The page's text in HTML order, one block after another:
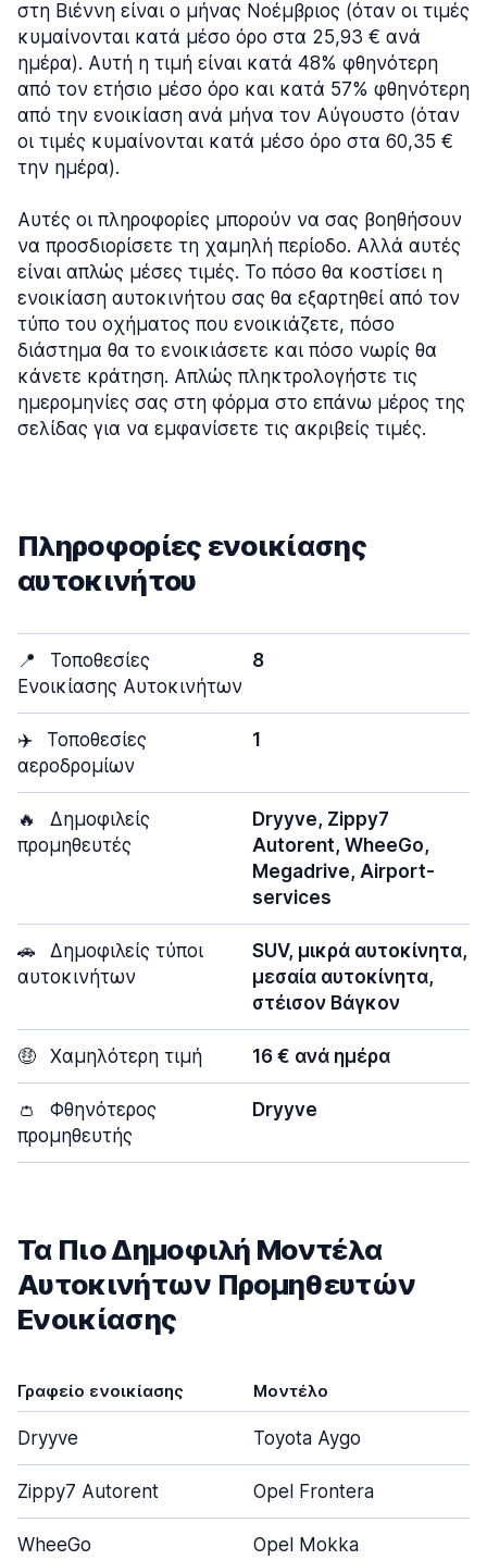
στη Βιέννη είναι ο μήνας Νοέμβριος (όταν οι τιμές
κυμαίνονται κατά μέσο όρο στα 25,93 € ανά
ημέρα). Αυτή η τιμή είναι κατά 48% φθηνότερη
από τον ετήσιο μέσο όρο και κατά 57% φθηνότερη
από την ενοικίαση ανά μήνα τον Αύγουστο (όταν
οι τιμές κυμαίνονται κατά μέσο όρο στα 60,35 €
την ημέρα).
Αυτές οι πληροφορίες μπορούν να σας βοηθήσουν
να προσδιορίσετε τη χαμηλή περίοδο. Αλλά αυτές
είναι απλώς μέσες τιμές. Το πόσο θα κοστίσει η
ενοικίαση αυτοκινήτου σας θα εξαρτηθεί από τον
τύπο του οχήματος που ενοικιάζετε, πόσο
διάστημα θα το ενοικιάσετε και πόσο νωρίς θα
κάνετε κράτηση. Απλώς πληκτρολογήστε τις
ημερομηνίες σας στη φόρμα στο επάνω μέρος της
σελίδας για να εμφανίσετε τις ακριβείς τιμές.
Πληροφορίες ενοικίασης
αυτοκινήτου
📍
Τοποθεσίες
Ενοικίασης Αυτοκινήτων
8
✈️
Τοποθεσίες
αεροδρομίων
1
🔥
Δημοφιλείς
προμηθευτές
Dryyve, Zippy7
Autorent, WheeGo,
Megadrive, Airport-
services
🚗
Δημοφιλείς τύποι
αυτοκινήτων
SUV, μικρά αυτοκίνητα,
μεσαία αυτοκίνητα,
στέισον Βάγκον
🤑 Χαμηλότερη τιμή 16 € ανά ημέρα
👛
Φθηνότερος
προμηθευτής
Dryyve
Τα Πιο Δημοφιλή Μοντέλα
Αυτοκινήτων Προμηθευτών
Ενοικίασης
Γραφείο ενοικίασης Μοντέλο
Dryyve Toyota Aygo
Zippy7 Autorent Opel Frontera
WheeGo Opel Mokka